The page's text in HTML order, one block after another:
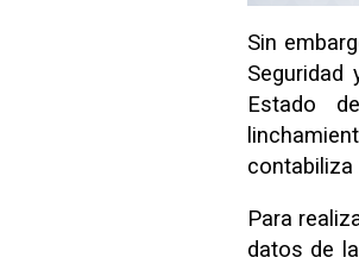
Sin
Seguridad
Estado
contabiliza
Para
datos de